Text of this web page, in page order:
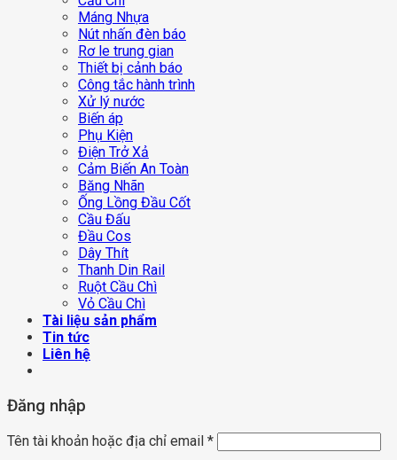
Máng Nhựa
Nút nhấn đèn báo
Rơ le trung gian
Thiết bị cảnh báo
Công tắc hành trình
Xử lý nước
Biến áp
Phụ Kiện
Điện Trở Xả
Cảm Biến An Toàn
Băng Nhãn
Ống Lồng Đầu Cốt
Cầu Đấu
Đầu Cos
Dây Thít
Thanh Din Rail
Ruột Cầu Chì
Vỏ Cầu Chì
Tài liệu sản phẩm
Tin tức
Liên hệ
Đăng nhập
Tên tài khoản hoặc địa chỉ email *